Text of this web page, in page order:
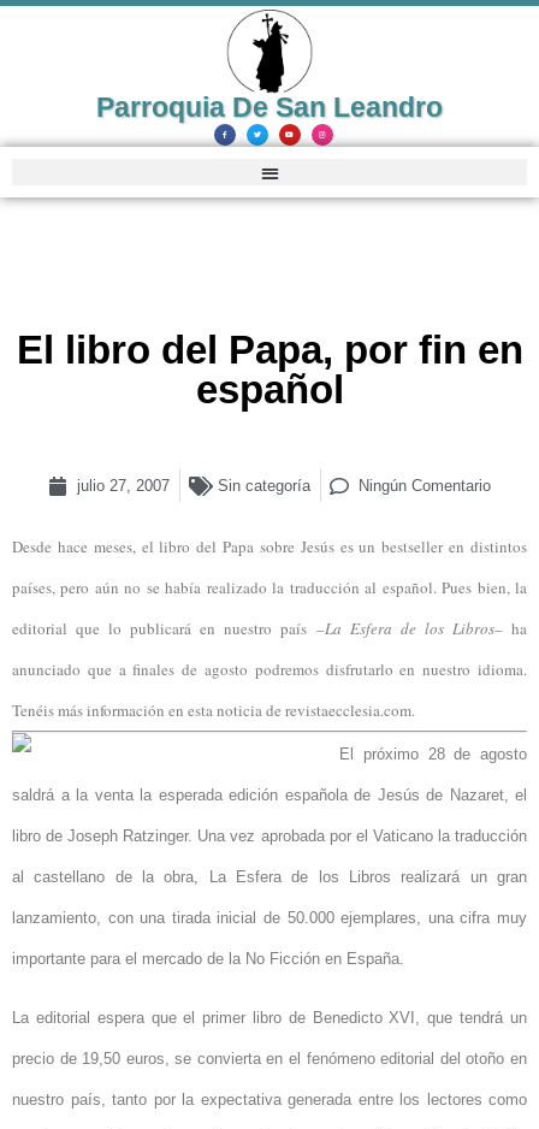
Parroquia De San Leandro
El libro del Papa, por fin en
español
julio 27, 2007 Sin categoría Ningún Comentario
Desde hace meses, el libro del Papa sobre Jesús es un bestseller en distintos
países, pero aún no se había realizado la traducción al español. Pues bien, la
editorial que lo publicará en nuestro país –La Esfera de los Libros– ha
anunciado que a finales de agosto podremos disfrutarlo en nuestro idioma.
Tenéis más información en esta noticia de revistaecclesia.com.
El próximo 28 de agosto
saldrá a la venta la esperada edición española de Jesús de Nazaret, el
libro de Joseph Ratzinger. Una vez aprobada por el Vaticano la traducción
al castellano de la obra, La Esfera de los Libros realizará un gran
lanzamiento, con una tirada inicial de 50.000 ejemplares, una cifra muy
importante para el mercado de la No Ficción en España.
La editorial espera que el primer libro de Benedicto XVI, que tendrá un
precio de 19,50 euros, se convierta en el fenómeno editorial del otoño en
nuestro país, tanto por la expectativa generada entre los lectores como